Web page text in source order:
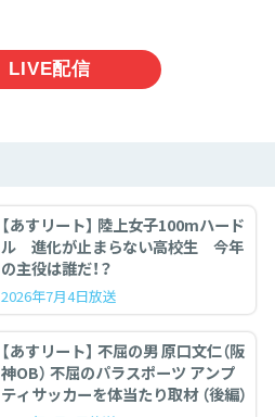
LIVE配信
【あすリート】 陸上女子100mハード
ル 進化が止まらない高校生 今年
の主役は誰だ！？
2026年7月4日放送
【あすリート】 不屈の男 原口文仁（阪
神OB） 不屈のパラスポーツ アンプ
ティサッカーを体当たり取材 （後編）